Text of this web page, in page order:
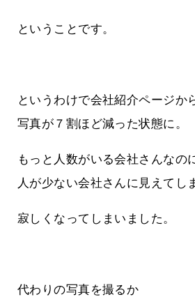
ということです。
というわけで会社紹介ページか
写真が７割ほど減った状態に。
もっと人数がいる会社さんなの
人が少ない会社さんに見えてし
寂しくなってしまいました。
代わりの写真を撮るか